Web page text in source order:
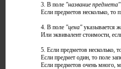
3. В поле "название предмета"
Если предметов несколько, то
4. В поле "цена" указывается
Или эквивалент стоимости,
5. Если предметов несколько,
Если предмет один, то поле
Если предметов очень много,